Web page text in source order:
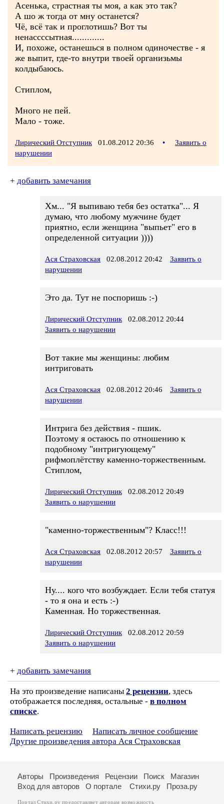
Асенька, страстная ты моя, а как это так?
А шо ж тогда от мну останется?
Чё, всё так и проглотишь? Вот ты
ненассссытная.............
И, похоже, останешься в полном одиночестве - я
же выпит, где-то внутри твоей организьмы
колдыбаюсь.
Стиплом,
Много не пей.
Мало - тоже.
Лирический Отступник 01.08.2012 20:36 •
Заявить о
нарушении
+ добавить замечания
Хм... "Я выпиваю тебя без остатка"... Я
думаю, что любому мужчине будет
приятно, если женщина "выпьет" его в
определенной ситуации ))))
Ася Страховская 02.08.2012 20:42
Заявить о
нарушении
Это да. Тут не поспоришь :-)
Лирический Отступник 02.08.2012 20:44
Заявить о нарушении
Вот такие мы женщины: любим
интриговать
Ася Страховская 02.08.2012 20:46
Заявить о
нарушении
Интрига без действия - пшик.
Поэтому я остаюсь по отношению к
подобному "интригующему"
рифмоплётству каменно-торжественным.
Стиплом,
Лирический Отступник 02.08.2012 20:49
Заявить о нарушении
"каменно-торжественным"? Класс!!!
Ася Страховская 02.08.2012 20:57
Заявить о
нарушении
Ну.... кого что возбуждает. Если тебя статуя
- то я она и есть :-)
Каменная. Но торжественная.
Лирический Отступник 02.08.2012 20:59
Заявить о нарушении
+ добавить замечания
На это произведение написаны 2 рецензии, здесь
отображается последняя, остальные - в полном
списке.
Написать рецензию
Написать личное сообщение
Другие произведения автора Ася Страховская
Авторы Произведения Рецензии Поиск
Магазин
Вход для авторов
О портале Стихи.ру Проза.ру
Портал Стихи.ру предоставляет авторам возможность